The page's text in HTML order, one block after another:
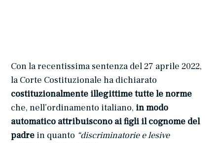
Con la recentissima sentenza del 27 aprile 2022,
la Corte Costituzionale ha dichiarato
costituzionalmente illegittime tutte le norme
che, nell’ordinamento italiano, in modo
automatico attribuiscono ai figli il cognome del
padre in quanto “discriminatorie e lesive